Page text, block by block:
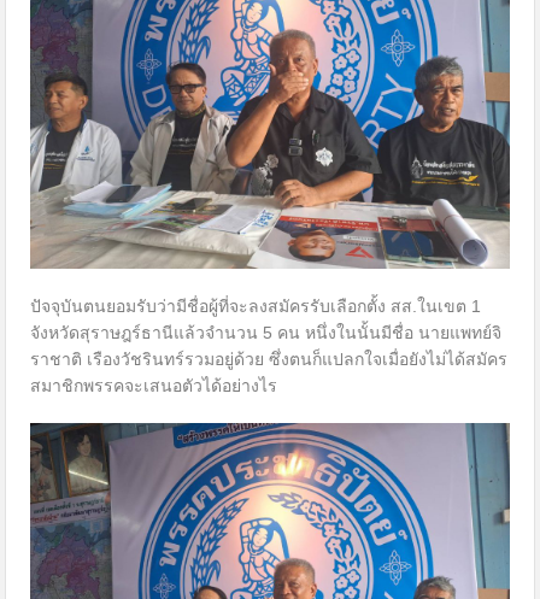
ปัจจุบันตนยอมรับว่ามีชื่อผู้ที่จะลงสมัครรับเลือกตั้ง สส.ในเขต 1
จังหวัดสุราษฎร์ธานีแล้วจำนวน 5 คน หนึ่งในนั้นมีชื่อ นายแพทย์จิ
ราชาติ เรืองวัชรินทร์รวมอยู่ด้วย ซึ่งตนก็แปลกใจเมื่อยังไม่ได้สมัคร
สมาชิกพรรคจะเสนอตัวได้อย่างไร